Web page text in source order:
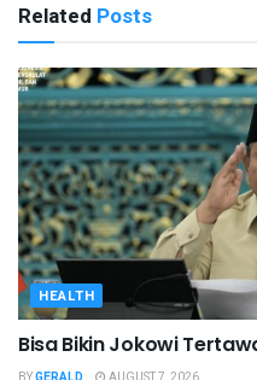
Related Posts
HEALTH
Bisa Bikin Jokowi